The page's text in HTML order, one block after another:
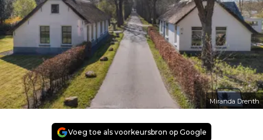
Miranda Drenth
Voeg toe als voorkeursbron op Google